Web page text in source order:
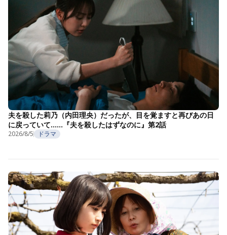
夫を殺した莉乃（内田理央）だったが、目を覚ますと再びあの日
に戻っていて……『夫を殺したはずなのに』第2話
2026/8/5 ドラマ